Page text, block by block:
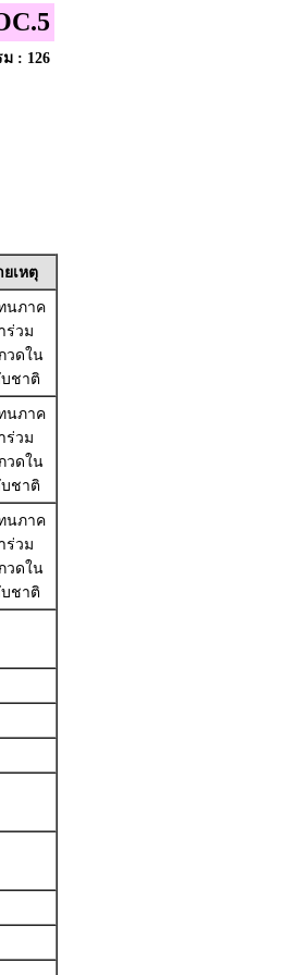
: 126
เหตุ
นภาค
ร่วม
วดใน
ชาติ
นภาค
ร่วม
วดใน
ชาติ
นภาค
ร่วม
วดใน
ชาติ